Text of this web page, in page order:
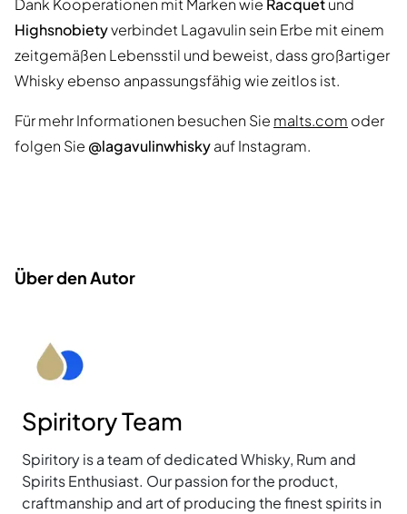
Dank Kooperationen mit Marken wie Racquetund
Highsnobietyverbindet Lagavulin sein Erbe mit einem
zeitgemäßen Lebensstil und beweist, dass großartiger
Whisky ebenso anpassungsfähig wie zeitlos ist.
Für mehr Informationen besuchen Sie malts.com oder
folgen Sie @lagavulinwhiskyauf Instagram.
Über den Autor
Spiritory Team
Spiritory is a team of dedicated Whisky, Rum and
Spirits Enthusiast. Our passion for the product,
craftmanship and art of producing the finest spirits in